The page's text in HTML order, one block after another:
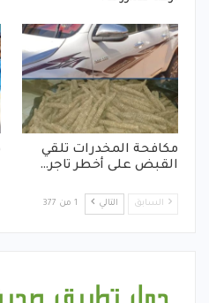
مكافحة المخدرات تلقي
القبض على أخطر تاجر…
السابق التالي 1 من 377